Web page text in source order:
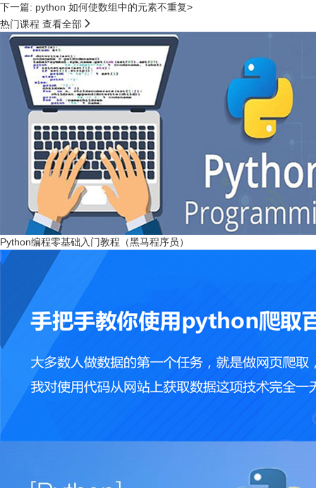
下一篇: python 如何使数组中的元素不重复>
热门课程 查看全部 
Python编程零基础入门教程（黑马程序员）